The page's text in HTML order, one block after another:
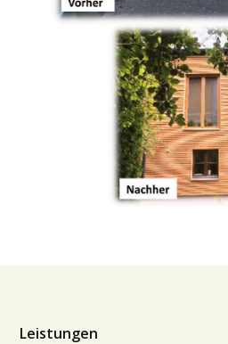
Leistungen